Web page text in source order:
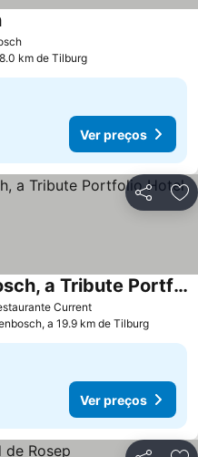
km de Tilburg
Ver preços
Partilhar
Current
The Den, ‘s-Hertogenbosch, a Tribute Portfolio Hotel
a 19.9 km de Tilburg
Ver preços